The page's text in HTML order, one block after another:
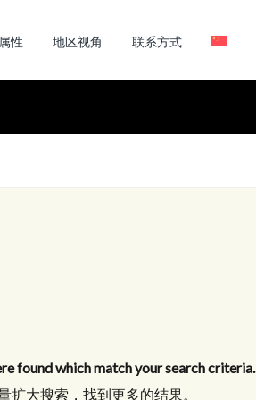
属性 地区视角 联系方式
found which match your search criteria.
扩大搜索，找到更多的结果。